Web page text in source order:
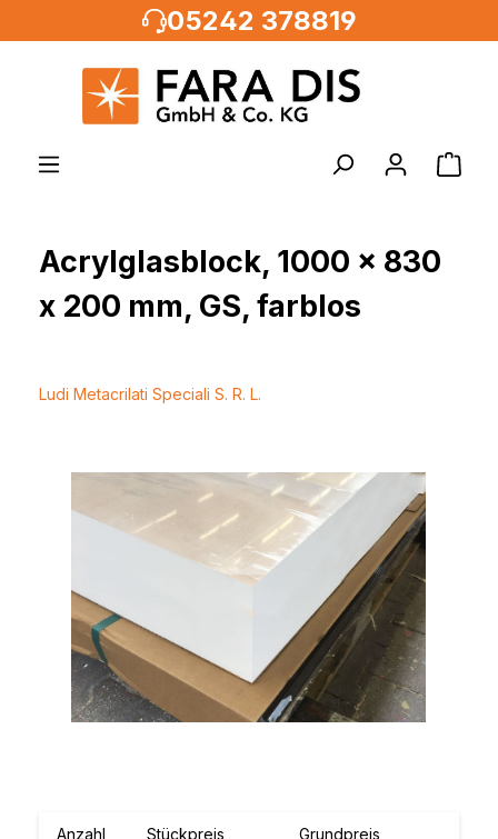
05242 378819
Acrylglasblock, 1000 x 830
x 200 mm, GS, farblos
Ludi Metacrilati Speciali S. R. L.
Anzahl Stückpreis Grundpreis